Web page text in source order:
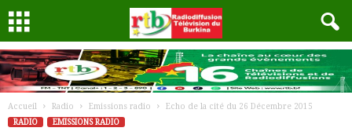
Accueil Radio Emissions radio
Echo de la cité du 26 Décembre 2015
RADIO
EMISSIONS RADIO